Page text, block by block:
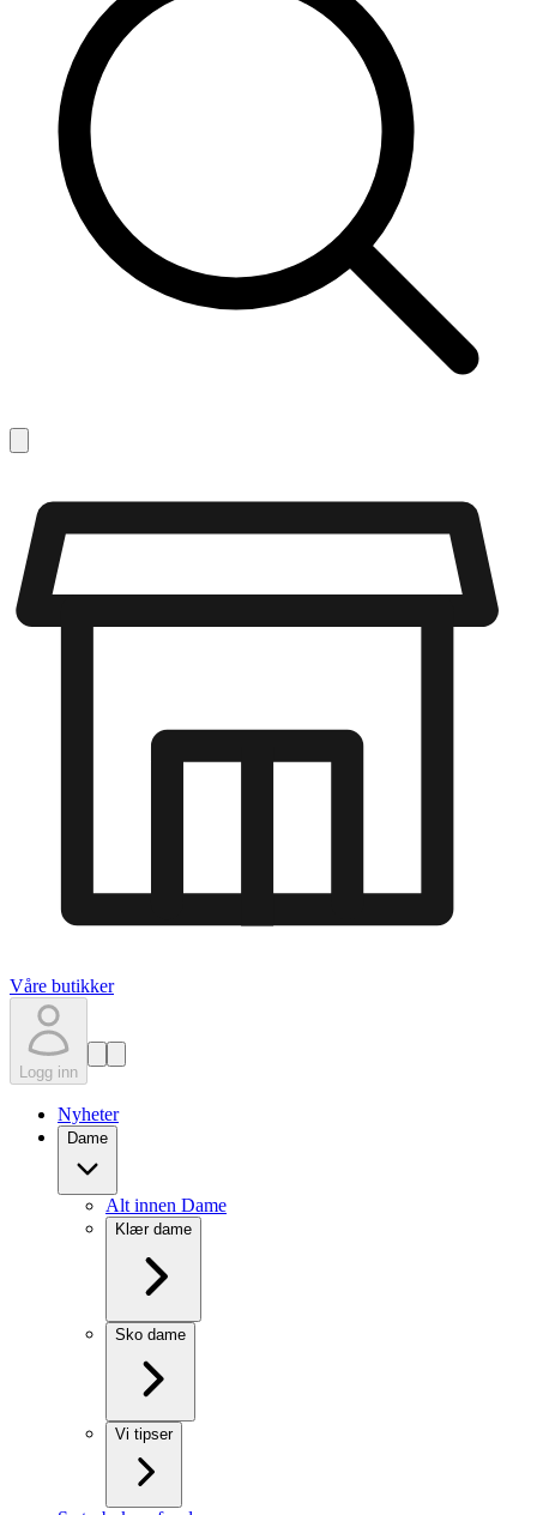
Våre butikker
Logg inn
Nyheter
Dame
Alt innen Dame
Klær dame
Sko dame
Vi tipser